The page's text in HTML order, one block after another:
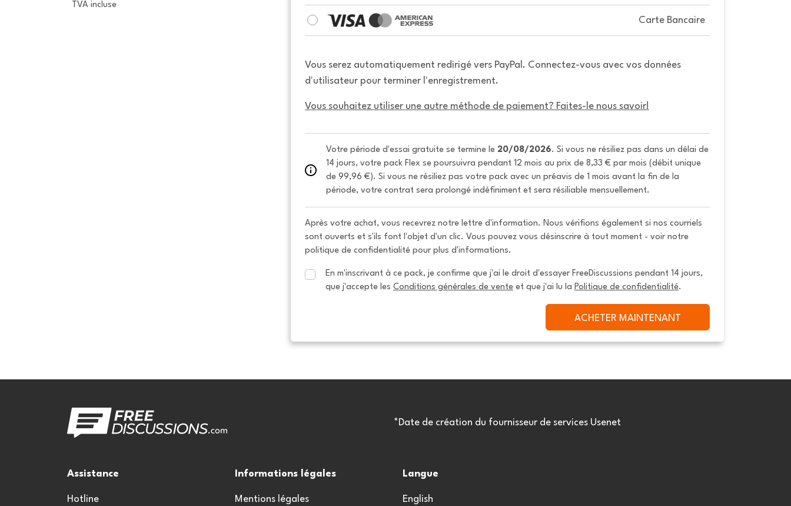
TVA incluse
Carte Bancaire
Vous serez automatiquement redirigé vers PayPal. Connectez-vous avec vos données
d'utilisateur pour terminer l'enregistrement.
Vous souhaitez utiliser une autre méthode de paiement? Faites-le nous savoir!
Votre période d'essai gratuite se termine le 20/08/2026. Si vous ne résiliez pas dans un délai de
14 jours, votre pack Flex se poursuivra pendant 12 mois au prix de 8,33 € par mois (débit unique
de 99,96 €). Si vous ne résiliez pas votre pack avec un préavis de 1 mois avant la fin de la
période, votre contrat sera prolongé indéfiniment et sera résiliable mensuellement.
Après votre achat, vous recevrez notre lettre d'information. Nous vérifions également si nos courriels
sont ouverts et s'ils font l'objet d'un clic. Vous pouvez vous désinscrire à tout moment - voir notre
politique de confidentialité pour plus d'informations.
En m'inscrivant à ce pack, je confirme que j'ai le droit d'essayer FreeDiscussions pendant 14 jours,
que j'accepte les Conditions générales de vente et que j'ai lu la Politique de confidentialité.
ACHETER MAINTENANT
*Date de création du fournisseur de services Usenet
Assistance
Hotline
Informations légales
Mentions légales
Langue
English